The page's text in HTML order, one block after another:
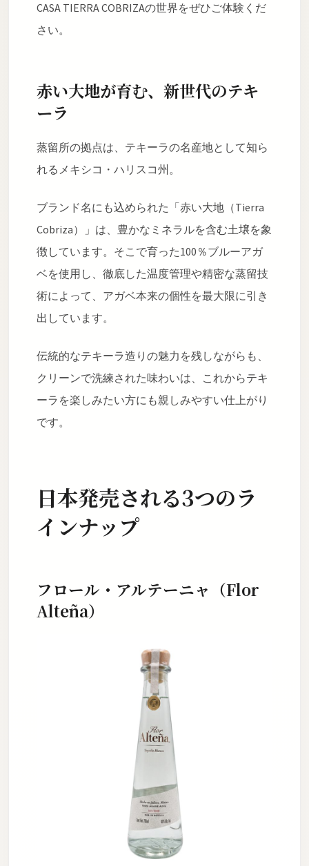
CASA TIERRA COBRIZAの世界をぜひご体験くだ
さい。
赤い大地が育む、新世代のテキ
ーラ
蒸留所の拠点は、テキーラの名産地として知ら
れるメキシコ・ハリスコ州。
ブランド名にも込められた「赤い大地（Tierra
Cobriza）」は、豊かなミネラルを含む土壌を象
徴しています。そこで育った100％ブルーアガ
ベを使用し、徹底した温度管理や精密な蒸留技
術によって、アガベ本来の個性を最大限に引き
出しています。
伝統的なテキーラ造りの魅力を残しながらも、
クリーンで洗練された味わいは、これからテキ
ーラを楽しみたい方にも親しみやすい仕上がり
です。
日本発売される3つのラ
インナップ
フロール・アルテーニャ（Flor
Alteña）